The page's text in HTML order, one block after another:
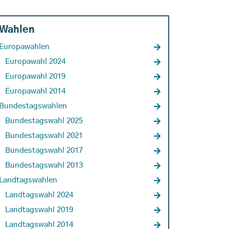
Europawahl 2024
Europawahl 2019
Europawahl 2014
Bundestagswahl 2025
Bundestagswahl 2021
Bundestagswahl 2017
Bundestagswahl 2013
Landtagswahl 2024
Landtagswahl 2019
Landtagswahl 2014